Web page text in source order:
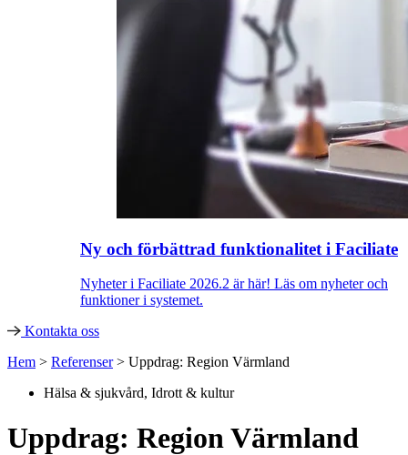
Ny och förbättrad funktionalitet i Faciliate
Nyheter i Faciliate 2026.2 är här! Läs om nyheter och
funktioner i systemet.
Kontakta oss
Hem > Referenser> Uppdrag: Region Värmland
Hälsa & sjukvård, Idrott & kultur
Uppdrag: Region Värmland